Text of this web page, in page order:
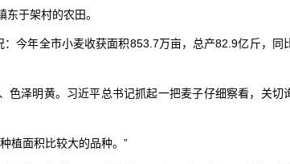
于架村的农田。
今年全市小麦收获面积853.7万亩，总产82.9亿斤，同
色泽明黄。习近平总书记抓起一把麦子仔细察看，关切
植面积比较大的品种。”